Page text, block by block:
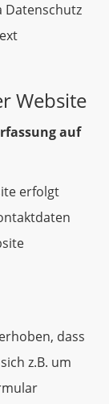
Datenschutz
Website
auf
erfolgt
dass
z.B. um